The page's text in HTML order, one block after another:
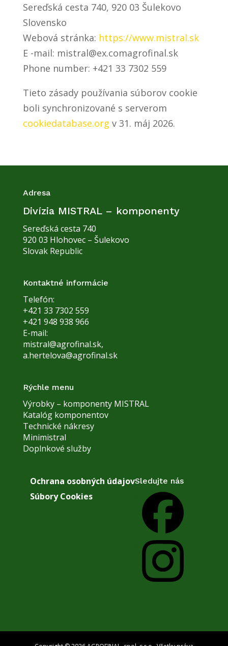
Sereďská cesta 740, 920 03 Šulekovo
Slovensko
Webová stránka: https://www.mistral.sk
E -mail: mistral@ex.comagrofinal.sk
Phone number: +421 33 7302 559
Tieto zásady používania súborov cookie
boli synchronizované s serverom
cookiedatabase.org v 31. máj 2026.
Adresa
Divízia MISTRAL – komponenty
Sereďská cesta 740
920 03 Hlohovec – Šulekovo
Slovak Republic
Kontaktné informácie
Telefón:
+421 33 7302 559
+421 948 938 966
E-mail:
mistral@agrofinal.sk,
a.hertelova@agrofinal.sk
Rýchle menu
Výrobky – komponenty MISTRAL
Katalóg komponentov
Technické nákresy
Minimistral
Doplnkové služby
Ochrana osobných údajov
Súbory Cookies
Sledujte nás
Instagram